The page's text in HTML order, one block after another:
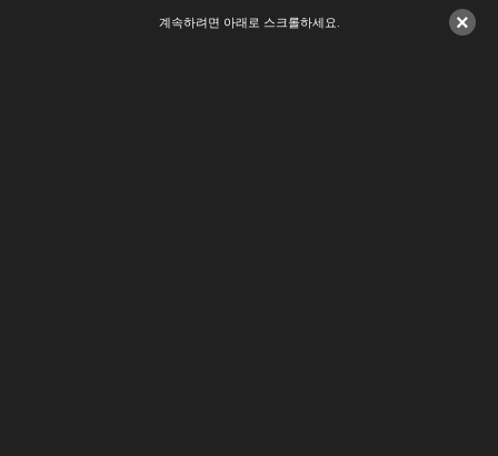
×
계속하려면 아래로 스크롤하세요.